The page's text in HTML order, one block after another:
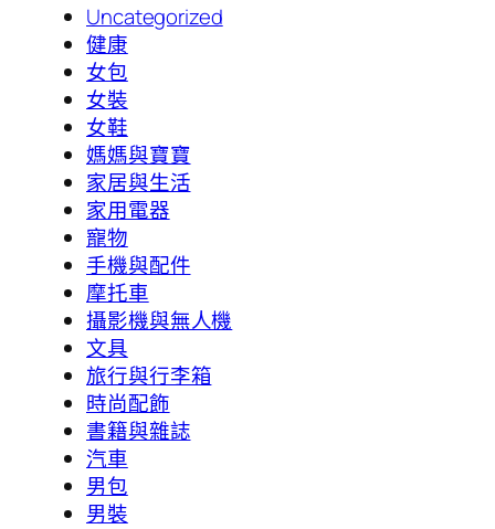
Uncategorized
健康
女包
女裝
女鞋
媽媽與寶寶
家居與生活
家用電器
寵物
手機與配件
摩托車
攝影機與無人機
文具
旅行與行李箱
時尚配飾
書籍與雜誌
汽車
男包
男裝